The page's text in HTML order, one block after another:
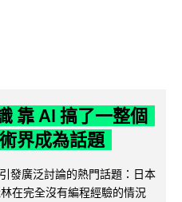
靠 AI 搞了一整個
界成為話題
發廣泛討論的熱門話題：日本
在完全沒有編程經驗的情況